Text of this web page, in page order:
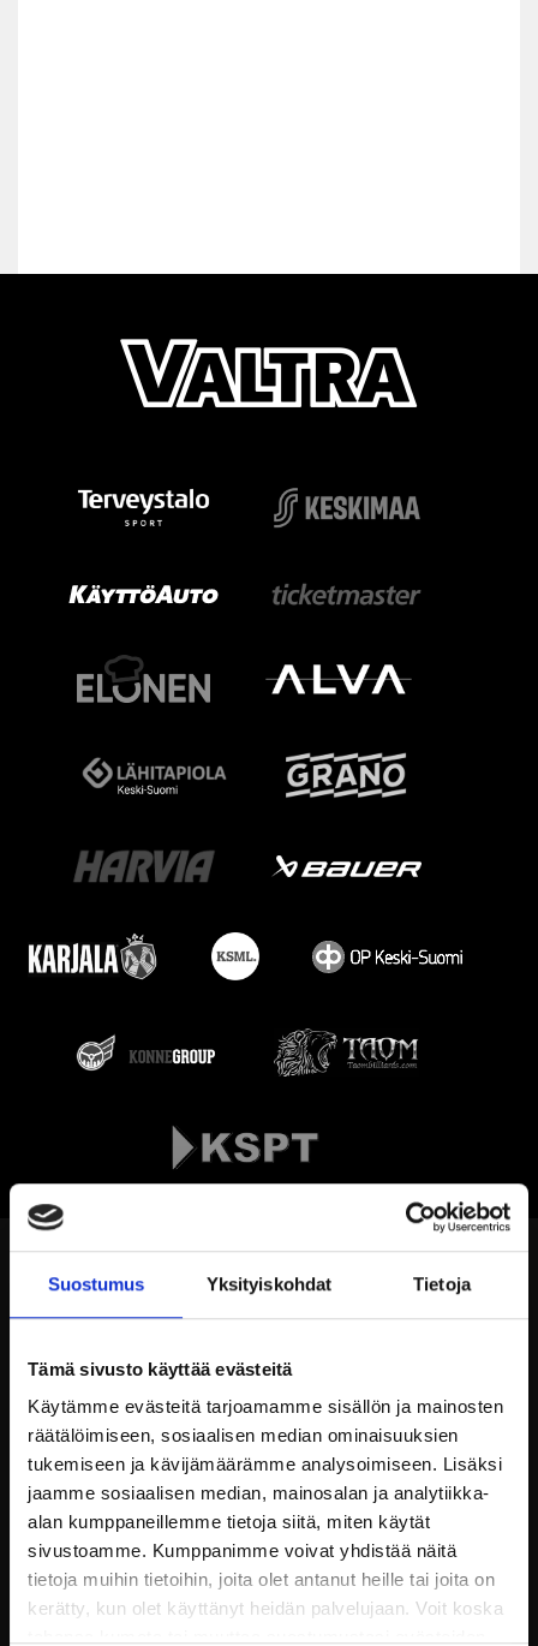
Suostumus Yksityiskohdat Tietoja
Tämä sivusto käyttää evästeitä
Käytämme evästeitä tarjoamamme sisällön ja mainosten
räätälöimiseen, sosiaalisen median ominaisuuksien
tukemiseen ja kävijämäärämme analysoimiseen. Lisäksi
jaamme sosiaalisen median, mainosalan ja analytiikka-
alan kumppaneillemme tietoja siitä, miten käytät
sivustoamme. Kumppanimme voivat yhdistää näitä
tietoja muihin tietoihin, joita olet antanut heille tai joita on
kerätty, kun olet käyttänyt heidän palvelujaan. Voit koska